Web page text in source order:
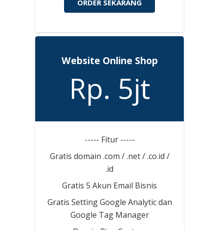
ORDER SEKARANG
Website Online Shop
Rp. 5jt
----- Fitur -----
Gratis domain .com / .net / .co.id /
.id
Gratis 5 Akun Email Bisnis
Gratis Setting Google Analytic dan
Google Tag Manager